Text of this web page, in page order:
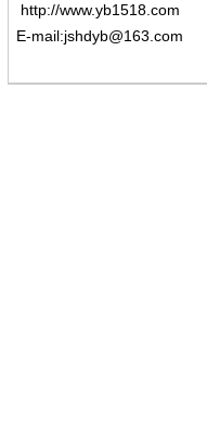
http://www.yb1518.com
E-mail:jshdyb@163.com